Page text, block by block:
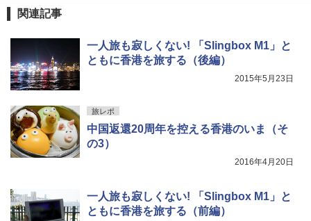
関連記事
一人旅も寂しくない! 「Slingbox M1」と
ともに香港を旅する（後編）
2015年5月23日
旅レポ
中国返還20周年を控える香港のいま（そ
の3）
2016年4月20日
一人旅も寂しくない! 「Slingbox M1」と
ともに香港を旅する（前編）